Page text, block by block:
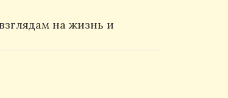
на жизнь и